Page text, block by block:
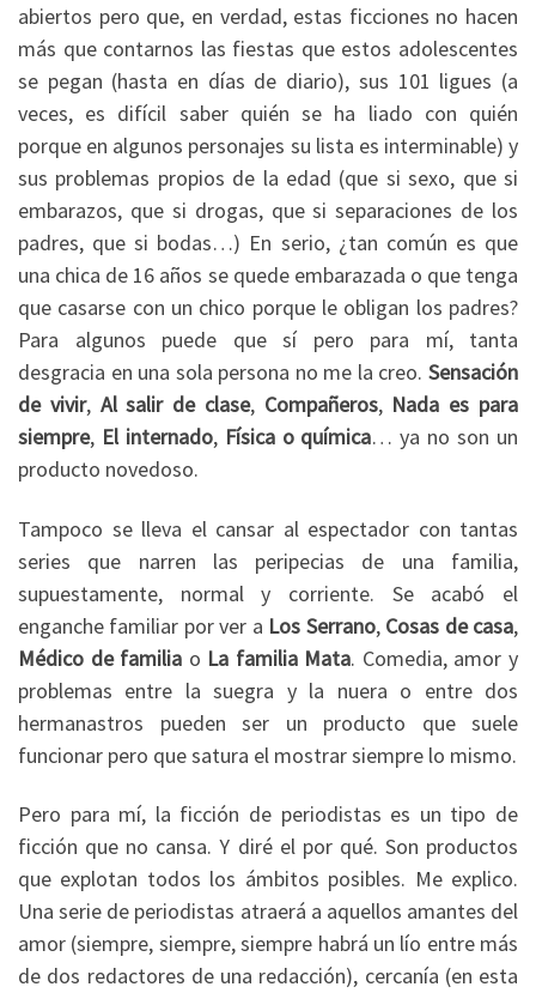
abiertos pero que, en verdad, estas ficciones no hacen
más que contarnos las fiestas que estos adolescentes
se pegan (hasta en días de diario), sus 101 ligues (a
veces, es difícil saber quién se ha liado con quién
porque en algunos personajes su lista es interminable) y
sus problemas propios de la edad (que si sexo, que si
embarazos, que si drogas, que si separaciones de los
padres, que si bodas…) En serio, ¿tan común es que
una chica de 16 años se quede embarazada o que tenga
que casarse con un chico porque le obligan los padres?
Para algunos puede que sí pero para mí, tanta
desgracia en una sola persona no me la creo. Sensación
de vivir, Al salir de clase, Compañeros, Nada es para
siempre, El internado, Física o química… ya no son un
producto novedoso.
Tampoco se lleva el cansar al espectador con tantas
series que narren las peripecias de una familia,
supuestamente, normal y corriente. Se acabó el
enganche familiar por ver a Los Serrano, Cosas de casa,
Médico de familia o La familia Mata. Comedia, amor y
problemas entre la suegra y la nuera o entre dos
hermanastros pueden ser un producto que suele
funcionar pero que satura el mostrar siempre lo mismo.
Pero para mí, la ficción de periodistas es un tipo de
ficción que no cansa. Y diré el por qué. Son productos
que explotan todos los ámbitos posibles. Me explico.
Una serie de periodistas atraerá a aquellos amantes del
amor (siempre, siempre, siempre habrá un lío entre más
de dos redactores de una redacción), cercanía (en esta